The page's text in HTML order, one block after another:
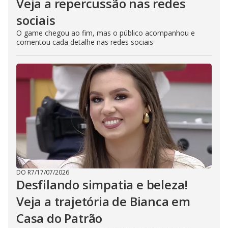
sociais
O game chegou ao fim, mas o público acompanhou e
comentou cada detalhe nas redes sociais
DO R7/17/07/2026
Desfilando simpatia e beleza!
Veja a trajetória de Bianca em
Casa do Patrão